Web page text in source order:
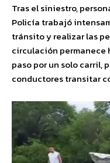
Tras el siniestro,
Policía trabajó
tránsito y realizar las
circulación permanece
paso por un solo carril,
conductores transitar